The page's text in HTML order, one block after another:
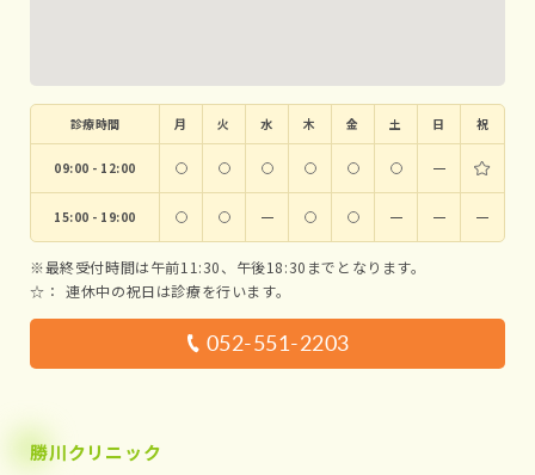
052-551-2203
診療時間 月 火 水 木 金 土 日 祝
09:00 - 12:00 ー
15:00 - 19:00 ー ー ー ー
※最終受付時間は午前11:30、午後18:30までとなります。
☆：
連休中の祝日は診療を行います。
勝川クリニック